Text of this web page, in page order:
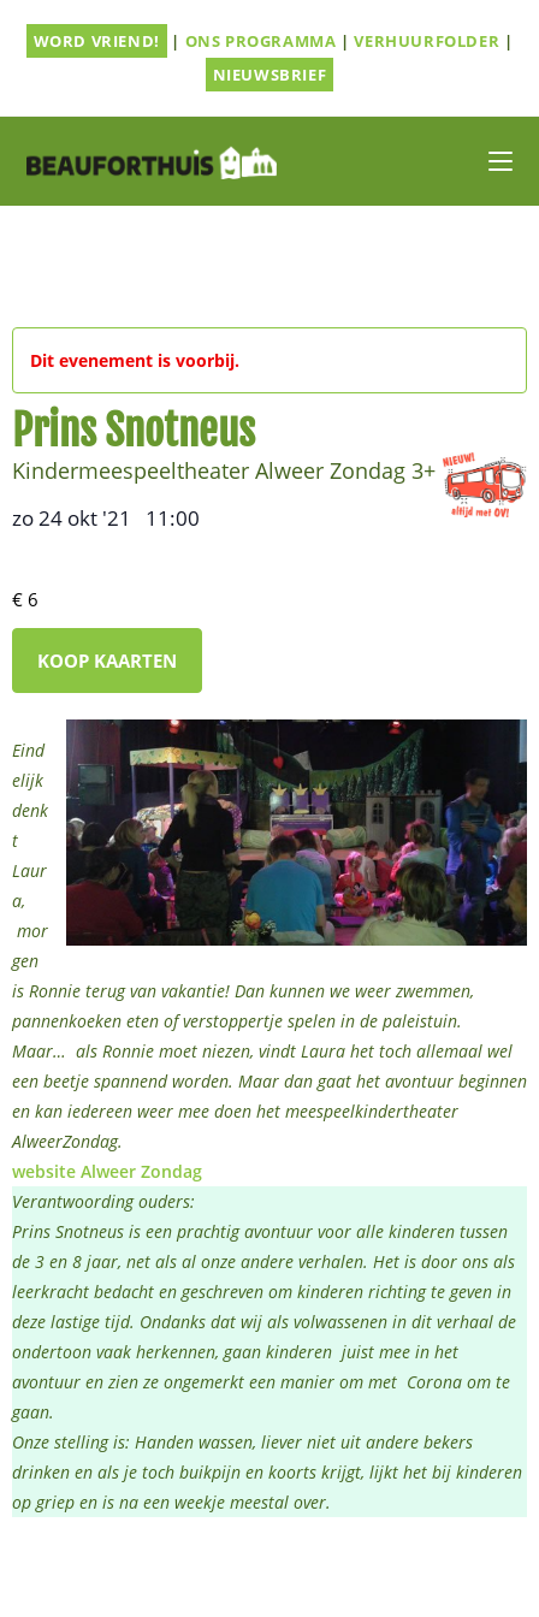
naarWORD VRIEND! | ONS PROGRAMMA |VERHUURFOLDER |
NIEUWSBRIEF
Dit evenement is voorbij.
Prins Snotneus
Kindermeespeeltheater Alweer Zondag 3+
zo 24 okt '21 11:00
€ 6
KOOP KAARTEN
Eind
elijk
denk
t
Laur
a,
mor
gen
is Ronnie terug van vakantie! Dan kunnen we weer zwemmen,
pannenkoeken eten of verstoppertje spelen in de paleistuin.
Maar… als Ronnie moet niezen, vindt Laura het toch allemaal wel
een beetje spannend worden. Maar dan gaat het avontuur beginnen
en kan iedereen weer mee doen het meespeelkindertheater
AlweerZondag.
website Alweer Zondag
Verantwoording ouders:
Prins Snotneus is een prachtig avontuur voor alle kinderen tussen
de 3 en 8 jaar, net als al onze andere verhalen. Het is door ons als
leerkracht bedacht en geschreven om kinderen richting te geven in
deze lastige tijd. Ondanks dat wij als volwassenen in dit verhaal de
ondertoon vaak herkennen, gaan kinderen juist mee in het
avontuur en zien ze ongemerkt een manier om met Corona om te
gaan.
Onze stelling is: Handen wassen, liever niet uit andere bekers
drinken en als je toch buikpijn en koorts krijgt, lijkt het bij kinderen
op griep en is na een weekje meestal over.